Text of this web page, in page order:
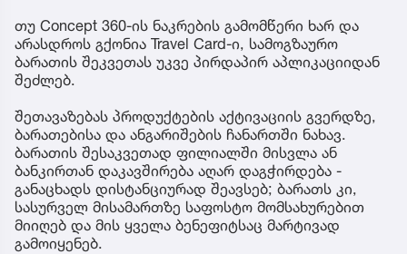
თუ Concept 360-ის ნაკრების გამომწერი ხარ და
არასდროს გქონია Travel Card-ი, სამოგზაურო
ბარათის შეკვეთას უკვე პირდაპირ აპლიკაციიდან
შეძლებ.
შეთავაზებას პროდუქტების აქტივაციის გვერდზე,
ბარათებისა და ანგარიშების ჩანართში ნახავ.
ბარათის შესაკვეთად ფილიალში მისვლა ან
ბანკირთან დაკავშირება აღარ დაგჭირდება -
განაცხადს დისტანციურად შეავსებ; ბარათს კი,
სასურველ მისამართზე საფოსტო მომსახურებით
მიიღებ და მის ყველა ბენეფიტსაც მარტივად
გამოიყენებ.